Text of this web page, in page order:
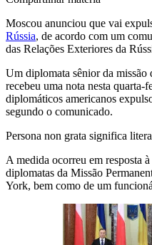
Moscou anunciou que vai
Rússia, de acordo com um
das Relações Exteriores da
Um diplomata sênior da missão
recebeu uma nota nesta
diplomáticos americanos
segundo o comunicado.
Persona non grata significa
A medida ocorreu em resposta
diplomatas da Missão
York, bem como de um